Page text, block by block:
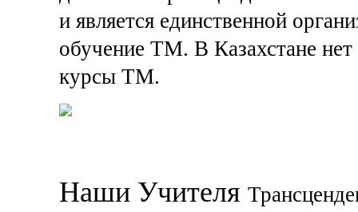
и является единственной
обучение ТМ. В Казахстане
курсы ТМ.
Наши Учителя